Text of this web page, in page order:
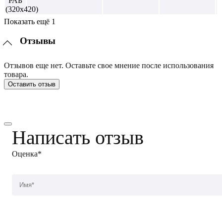
Показать ещё 1
Отзывы
Отзывов еще нет. Оставьте свое мнение после использования
товара.
Оставить отзыв
Написать отзыв
Оценка*